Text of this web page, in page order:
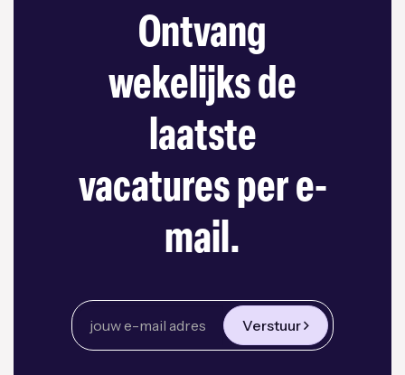
Ontvang
wekelijks de
laatste
vacatures per e-
mail.
Verstuur